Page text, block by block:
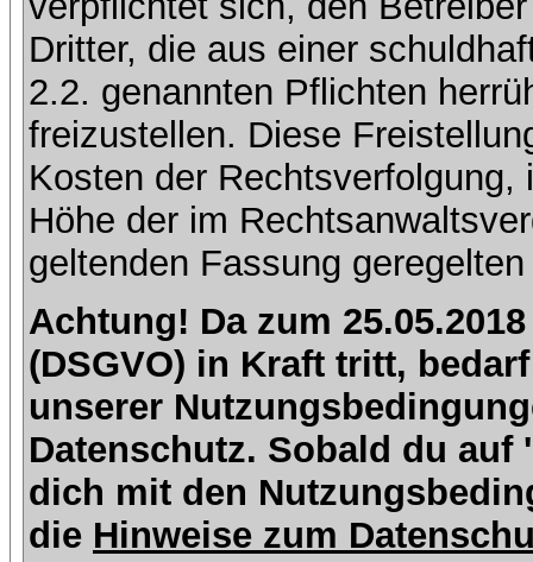
Dritter, die aus einer
2.2. genannten Pflichten
freizustellen. Diese
Kosten der
Höhe der im
geltenden Fassung
Achtung! Da zum
(DSGVO) in Kraft tritt,
unserer
Datenschutz. Sobald du
dich mit den
die Hinweise zum